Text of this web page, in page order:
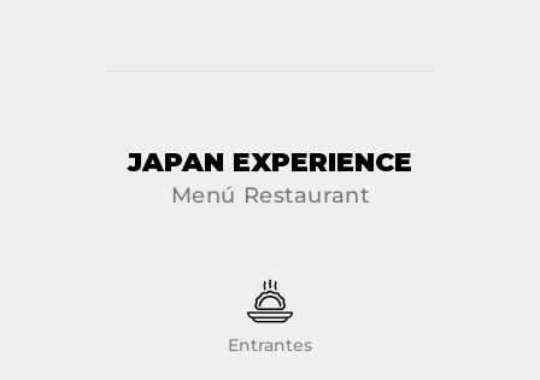
JAPAN EXPERIENCE
Menú Restaurant
Entrantes